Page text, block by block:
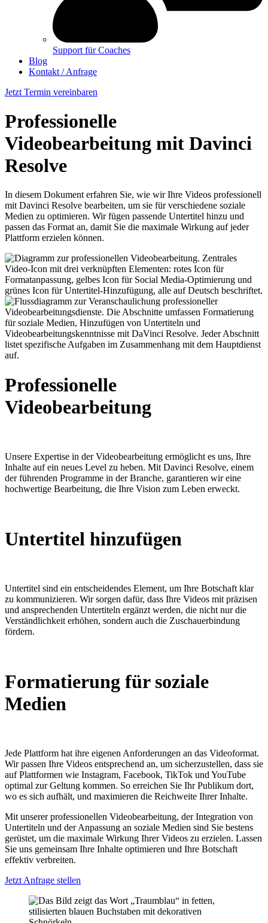
Support für Coaches
Blog
Kontakt / Anfrage
Jetzt Termin vereinbaren
Professionelle
Videobearbeitung mit Davinci
Resolve
In diesem Dokument erfahren Sie, wie wir Ihre Videos professionell
mit Davinci Resolve bearbeiten, um sie für verschiedene soziale
Medien zu optimieren. Wir fügen passende Untertitel hinzu und
passen das Format an, damit Sie die maximale Wirkung auf jeder
Plattform erzielen können.
Professionelle
Videobearbeitung
Unsere Expertise in der Videobearbeitung ermöglicht es uns, Ihre
Inhalte auf ein neues Level zu heben. Mit Davinci Resolve, einem
der führenden Programme in der Branche, garantieren wir eine
hochwertige Bearbeitung, die Ihre Vision zum Leben erweckt.
Untertitel hinzufügen
Untertitel sind ein entscheidendes Element, um Ihre Botschaft klar
zu kommunizieren. Wir sorgen dafür, dass Ihre Videos mit präzisen
und ansprechenden Untertiteln ergänzt werden, die nicht nur die
Verständlichkeit erhöhen, sondern auch die Zuschauerbindung
fördern.
Formatierung für soziale
Medien
Jede Plattform hat ihre eigenen Anforderungen an das Videoformat.
Wir passen Ihre Videos entsprechend an, um sicherzustellen, dass sie
auf Plattformen wie Instagram, Facebook, TikTok und YouTube
optimal zur Geltung kommen. So erreichen Sie Ihr Publikum dort,
wo es sich aufhält, und maximieren die Reichweite Ihrer Inhalte.
Mit unserer professionellen Videobearbeitung, der Integration von
Untertiteln und der Anpassung an soziale Medien sind Sie bestens
gerüstet, um die maximale Wirkung Ihrer Videos zu erzielen. Lassen
Sie uns gemeinsam Ihre Inhalte optimieren und Ihre Botschaft
effektiv verbreiten.
Jetzt Anfrage stellen